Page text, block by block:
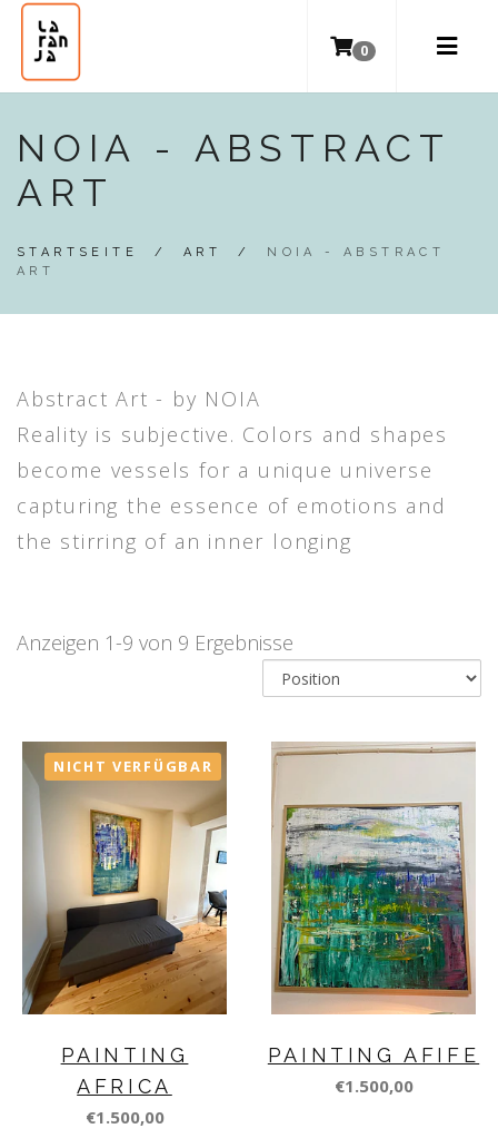
0
NOIA - ABSTRACT
ART
STARTSEITE /ART / NOIA - ABSTRACT
ART
Abstract Art - by NOIA
Reality is subjective. Colors and shapes
become vessels for a unique universe
capturing the essence of emotions and
the stirring of an inner longing
Anzeigen 1-9 von 9 Ergebnisse
NICHT VERFÜGBAR
PAINTING
AFRICA
€1.500,00
PAINTING AFIFE
€1.500,00